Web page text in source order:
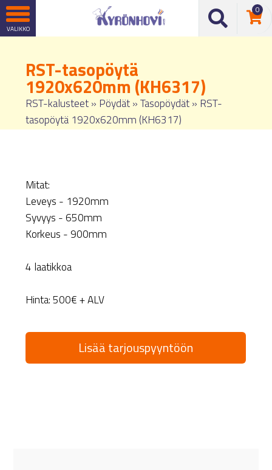
0
RST-tasopöytä
1920x620mm (KH6317)
RST-kalusteet» Pöydät»Tasopöydät» RST-
tasopöytä 1920x620mm (KH6317)
Mitat:
Leveys - 1920mm
Syvyys - 650mm
Korkeus - 900mm
4 laatikkoa
Hinta: 500€ + ALV
Lisää tarjouspyyntöön